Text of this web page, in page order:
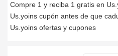
Compre 1 y reciba 1 gratis en
Us.yoins cupón antes de que
Us.yoins ofertas y cupones